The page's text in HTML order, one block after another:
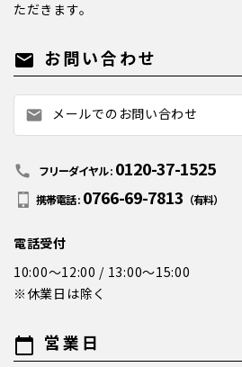
ただきます。
mail お問い合わせ
mail メールでのお問い合わせ
call フリーダイヤル : 0120-37-1525
携帯電話 : 0766-69-7813 （有料）
電話受付
10:00～12:00 / 13:00～15:00
※休業日は除く
calendar_today 営業日